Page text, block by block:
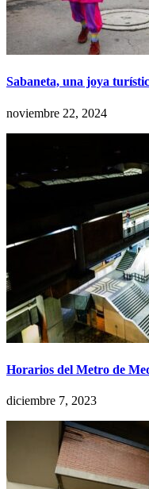
Sabaneta, una joya
noviembre 22, 2024
Horarios del Metro de
diciembre 7, 2023